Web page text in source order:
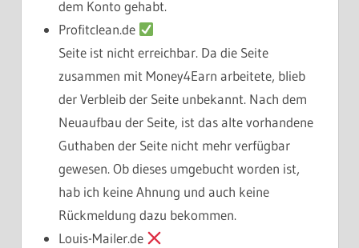
dem Konto gehabt.
Profitclean.de
Seite ist nicht erreichbar. Da die Seite
zusammen mit Money4Earn arbeitete, blieb
der Verbleib der Seite unbekannt. Nach dem
Neuaufbau der Seite, ist das alte vorhandene
Guthaben der Seite nicht mehr verfügbar
gewesen. Ob dieses umgebucht worden ist,
hab ich keine Ahnung und auch keine
Rückmeldung dazu bekommen.
Louis-Mailer.de